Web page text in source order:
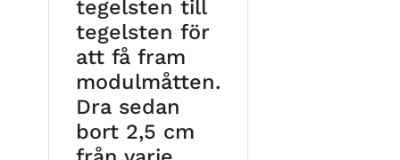
tegelsten till
tegelsten för
att få fram
modulmåtten.
Dra sedan
bort 2,5 cm